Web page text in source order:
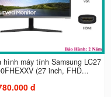
hình máy tính Samsung LC27
(27 inch, FHD...
đ